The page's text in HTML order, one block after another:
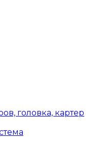
головка, картер